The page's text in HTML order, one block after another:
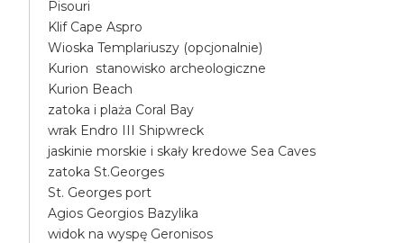
Pisouri
Klif Cape Aspro
Wioska Templariuszy (opcjonalnie)
Kurion stanowisko archeologiczne
Kurion Beach
zatoka i plaża Coral Bay
wrak Endro III Shipwreck
jaskinie morskie i skały kredowe Sea Caves
zatoka St.Georges
St. Georges port
Agios Georgios Bazylika
widok na wyspę Geronisos